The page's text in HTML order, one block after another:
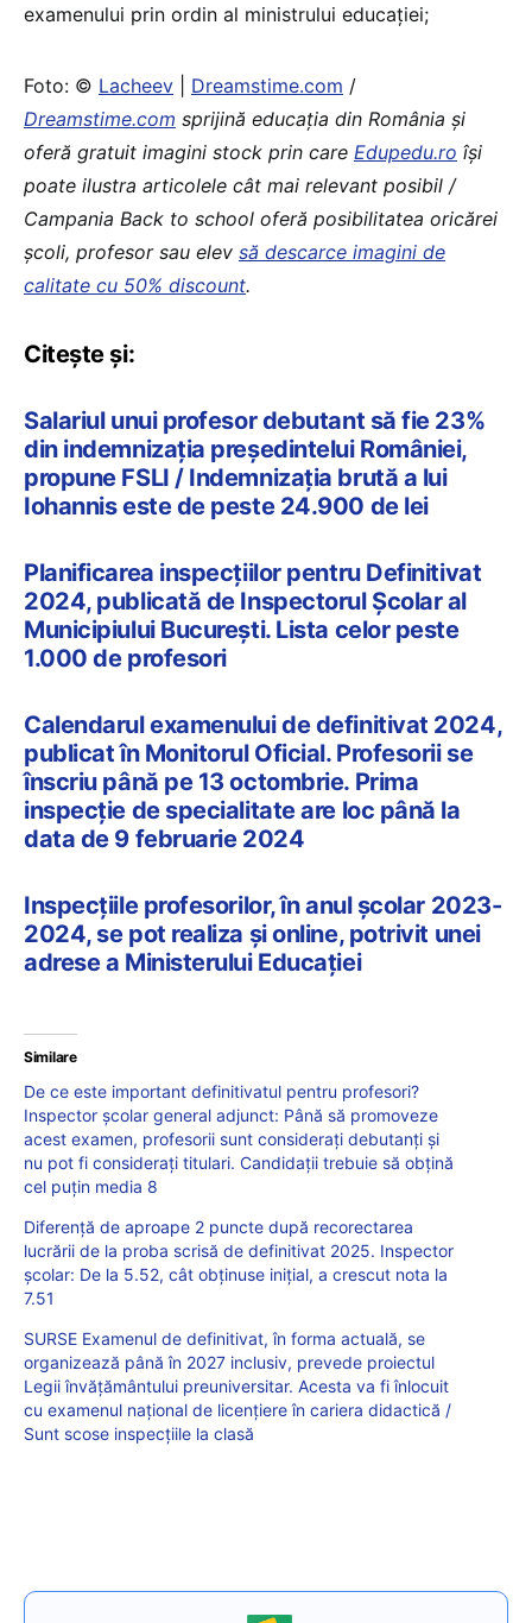
examenului prin ordin al ministrului educației;
Foto: © Lacheev Dreamstime.com /
Dreamstime.com sprijină educaţia din România şi
oferă gratuit imagini stock prin care Edupedu.ro îşi
poate ilustra articolele cât mai relevant posibil /
Campania Back to school oferă posibilitatea oricărei
școli, profesor sau elev să descarce imagini de
calitate cu 50% discount.
Citește și:
Salariul unui profesor debutant să fie 23%
din indemnizația președintelui României,
propune FSLI / Indemnizația brută a lui
Iohannis este de peste 24.900 de lei
Planificarea inspecțiilor pentru Definitivat
2024, publicată de Inspectorul Școlar al
Municipiului București. Lista celor peste
1.000 de profesori
Calendarul examenului de definitivat 2024,
publicat în Monitorul Oficial. Profesorii se
înscriu până pe 13 octombrie. Prima
inspecție de specialitate are loc până la
data de 9 februarie 2024
Inspecțiile profesorilor, în anul școlar 2023-
2024, se pot realiza și online, potrivit unei
adrese a Ministerului Educației
Similare
De ce este important definitivatul pentru profesori?
Inspector școlar general adjunct: Până să promoveze
acest examen, profesorii sunt considerați debutanți și
nu pot fi considerați titulari. Candidații trebuie să obțină
cel puțin media 8
Diferență de aproape 2 puncte după recorectarea
lucrării de la proba scrisă de definitivat 2025. Inspector
școlar: De la 5.52, cât obținuse inițial, a crescut nota la
7.51
SURSE Examenul de definitivat, în forma actuală, se
organizează până în 2027 inclusiv, prevede proiectul
Legii învățământului preuniversitar. Acesta va fi înlocuit
cu examenul național de licențiere în cariera didactică /
Sunt scose inspecțiile la clasă